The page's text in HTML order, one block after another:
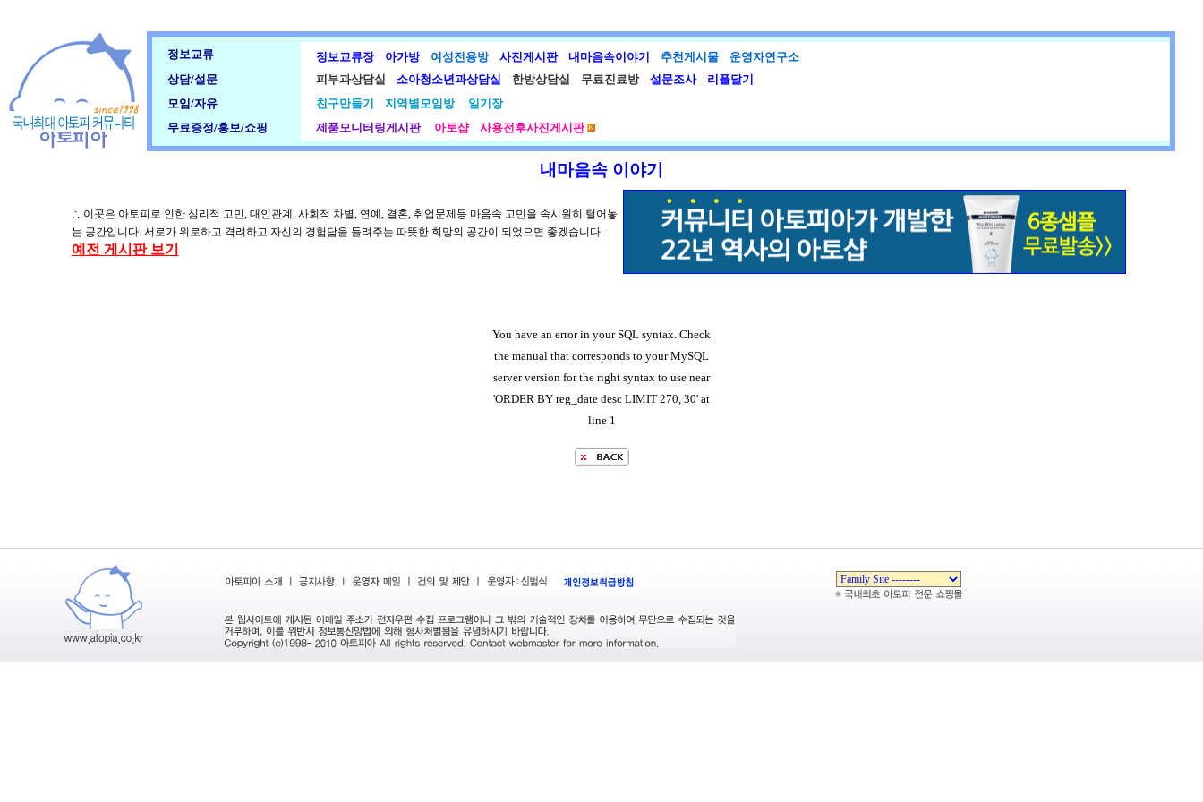
정보교류 정보교류장 아가방 여성전용방 사진게시판 내마음속이야기 추천게시물
운영자연구소
상담/설문
피부과상담실 소아청소년과상담실 한방상담실 무료진료방 설문조사
리플달기
모임/자유
친구만들기 지역별모임방
일기장
무료증정/홍보/쇼핑
제품모니터링게시판 아토샵 사용전후사진게시판
내마음속 이야기
∴ 이곳은 아토피로 인한 심리적 고민, 대인관계, 사회적 차별, 연예, 결혼, 취업문제등 마음속 고민을 속시원히 털어놓
는 공간입니다. 서로가 위로하고 격려하고 자신의 경험담을 들려주는 따뜻한 희망의 공간이 되었으면 좋겠습니다.
예전 게시판 보기
You have an error in your SQL syntax. Check
the manual that corresponds to your MySQL
server version for the right syntax to use near
'ORDER BY reg_date desc LIMIT 270, 30' at
line 1